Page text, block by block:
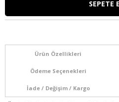
Ürün Özellikleri
Ödeme Seçenekleri
İade / Değişim / Kargo